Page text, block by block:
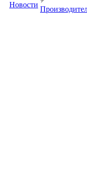
Новости